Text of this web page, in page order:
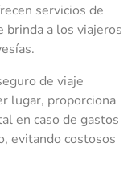
servicios de
brinda a los viajeros
de viaje
lugar, proporciona
en caso de gastos
evitando costosos